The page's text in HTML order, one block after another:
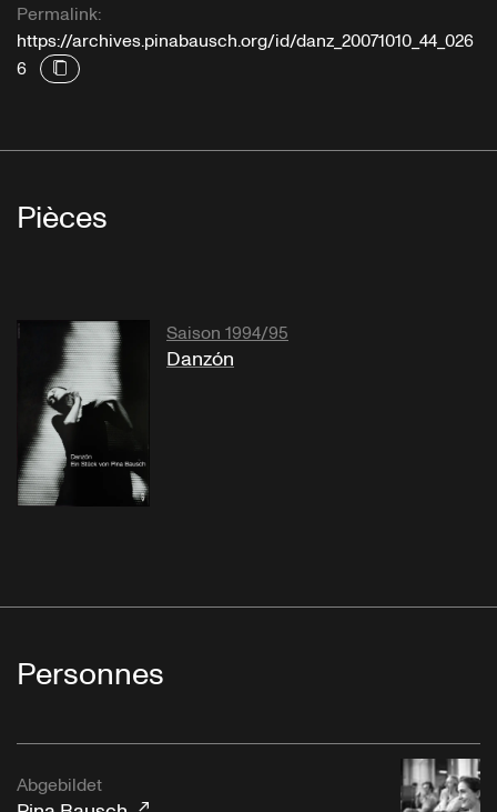
Permalink:
https://archives.pinabausch.org/id/danz_20071010_44_026
6
Pièces
Saison 1994/95
Danzón
Personnes
Abgebildet